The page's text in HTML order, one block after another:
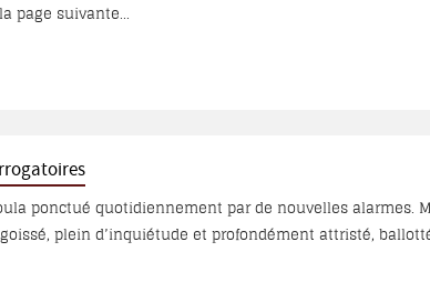
page suivante...
ponctué quotidiennement par de nouvelles alarmes.
plein d’inquiétude et profondément attristé,